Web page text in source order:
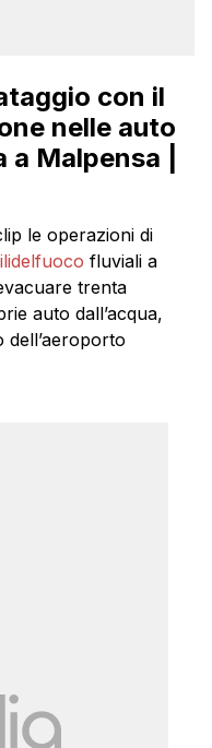
con il
nelle auto
Malpensa |
le operazioni di
fluviali a
trenta
auto dall’acqua,